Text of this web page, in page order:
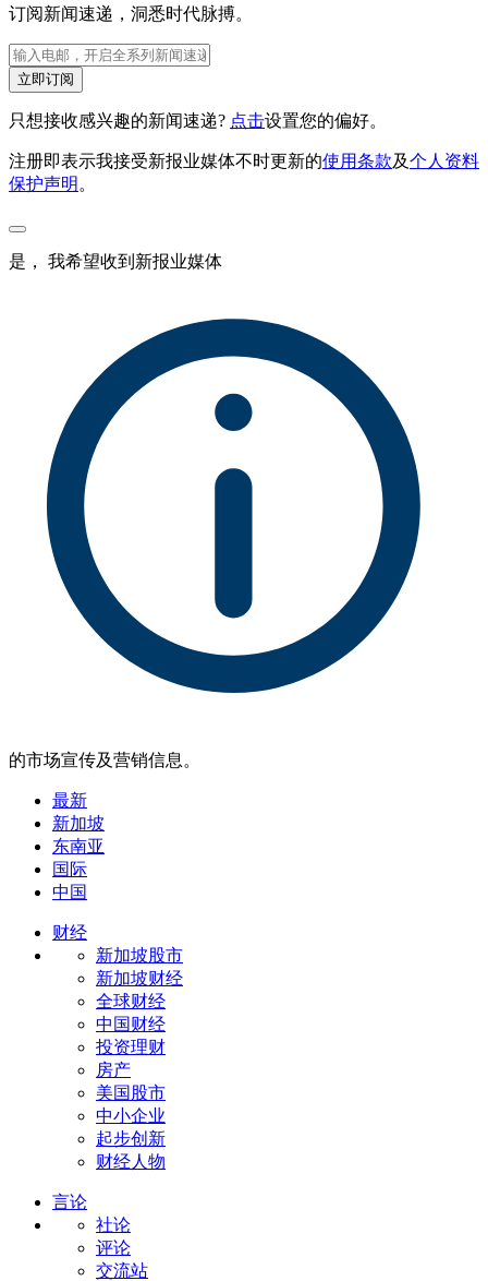
订阅新闻速递，洞悉时代脉搏。
立即订阅
只想接收感兴趣的新闻速递? 点击设置您的偏好。
注册即表示我接受新报业媒体不时更新的使用条款及个人资料
保护声明 。
是， 我希望收到新报业媒体
的市场宣传及营销信息。
最新
新加坡
东南亚
国际
中国
财经
新加坡股市
新加坡财经
全球财经
中国财经
投资理财
房产
美国股市
中小企业
起步创新
财经人物
言论
社论
评论
交流站